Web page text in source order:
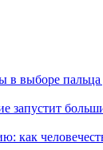
выборе пальца
запустит
как